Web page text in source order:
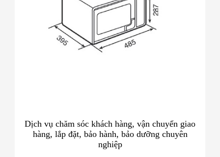
Dịch vụ chăm sóc khách hàng, vận chuyển giao
hàng, lắp đặt, bảo hành, bảo dưỡng chuyên
nghiệp